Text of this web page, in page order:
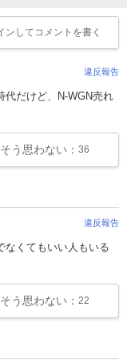
ン してコメントを書く
違反報告
代だけど、N-WGN売れ
そう思わない： 36
違反報告
なくてもいい人もいる
そう思わない： 22